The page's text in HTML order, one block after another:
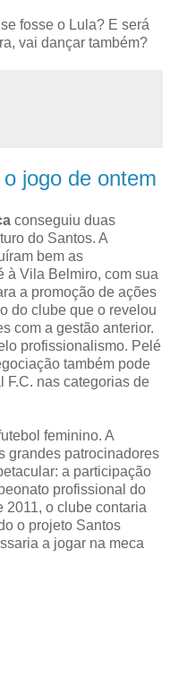
fosse o Lula? E será
vai dançar também?
jogo de ontem
conseguiu duas
do Santos. A
bem as
à Vila Belmiro, com sua
a promoção de ações
do clube que o revelou
com a gestão anterior.
profissionalismo. Pelé
também pode
F.C. nas categorias de
feminino. A
grandes patrocinadores
a participação
profissional do
2011, o clube contaria
o projeto Santos
a jogar na meca